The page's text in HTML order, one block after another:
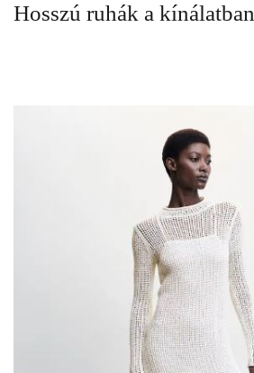
Hosszú ruhák a kínálatban